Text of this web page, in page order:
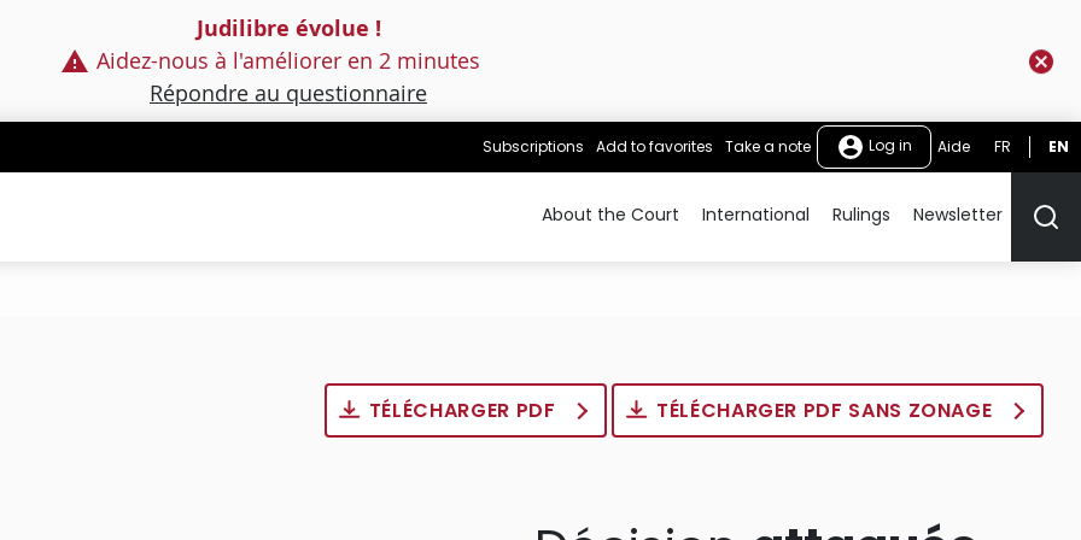
Judilibre évolue !
Aidez-nous à l'améliorer en 2 minutes
Répondre au questionnaire
Subscriptions Add to favorites Take a note Log in Aide FR EN
About the Court International Rulings Newsletter
TÉLÉCHARGER PDF TÉLÉCHARGER PDF SANS ZONAGE